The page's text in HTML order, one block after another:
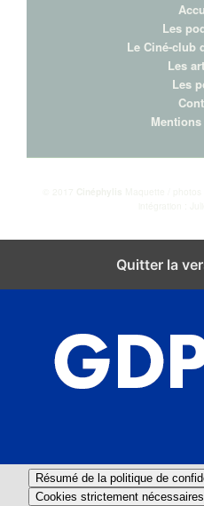
Les
Le Ciné-club
Les
Les
Quitter la
Fermer les réglages des cookies
Résumé de la politique de
Cookies strictement nécessaires